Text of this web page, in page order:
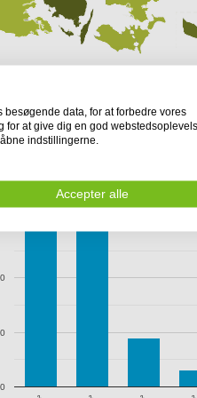
i Danmark
til lokalebasen.dk om
ejendommens samlede
0
data, for at forbedre vores
at give dig en god
indstillingerne.
Accepter alle